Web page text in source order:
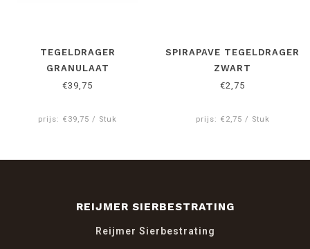
TEGELDRAGER
GRANULAAT
€39,75
prijs: €39,75 / Stuk
SPIRAPAVE TEGELDRAGER
ZWART
€2,75
prijs: €2,75 / Stuk
REIJMER SIERBESTRATING
Reijmer Sierbestrating